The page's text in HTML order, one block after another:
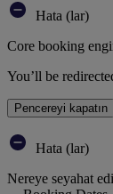
Hata (lar)
Core booking
You’ll be
Pencereyi kapatın
Hata (lar)
Nereye seyahat